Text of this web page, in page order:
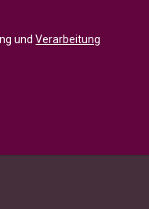
undVerarbeitung